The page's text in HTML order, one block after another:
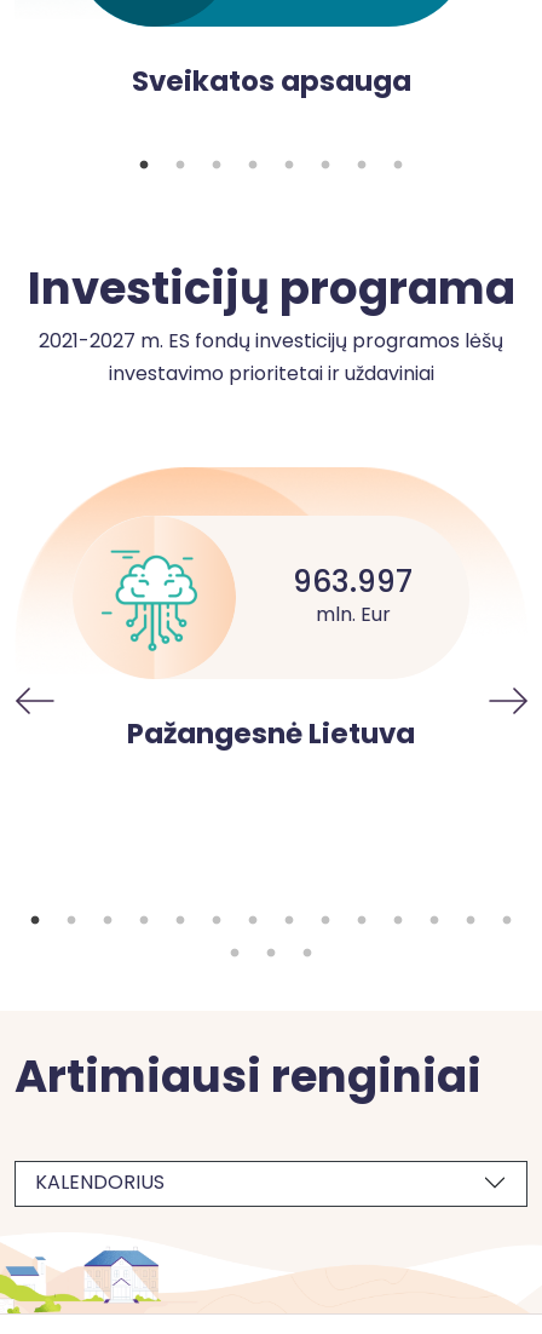
Sveikatos apsauga
Investicijų programa
2021-2027 m. ES fondų investicijų programos lėšų
investavimo prioritetai ir uždaviniai
963.997
mln. Eur
Pažangesnė Lietuva
Artimiausi renginiai
KALENDORIUS